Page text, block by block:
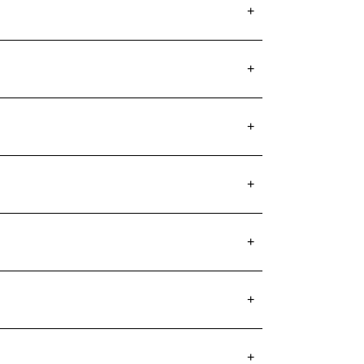
+
+
+
+
+
+
+